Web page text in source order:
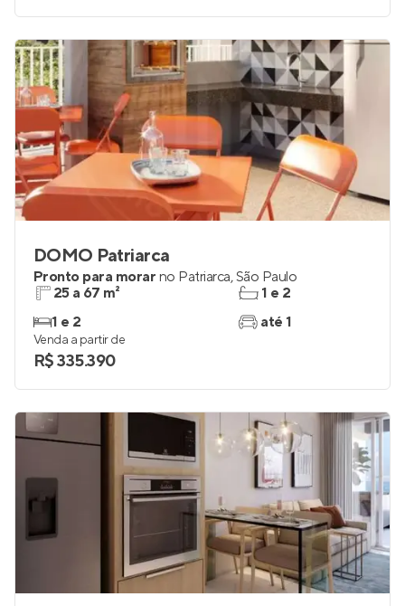
DOMO Patriarca
Pronto para morar no Patriarca,São Paulo
25 a 67 m²
1 e 2
1 e 2
até 1
Venda a partir de
R$ 335.390